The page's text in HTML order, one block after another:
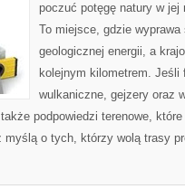
poczuć potęgę natury w jej
To miejsce, gdzie
geologicznej energii, a
kolejnym kilometrem.
wulkaniczne, gejzery oraz
podpowiedzi terenowe,
myślą o tych, którzy wolą trasy